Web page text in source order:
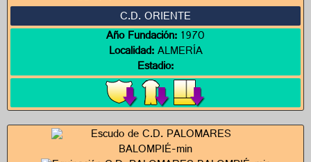
C.D. ORIENTE
Año Fundación:1970
Localidad:ALMERÍA
Estadio: